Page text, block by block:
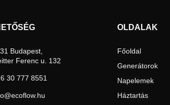
Budapest,
Ferenc u. 132
30 777 8551
OLDALAK
Főoldal
Generátorok
Napelemek
Háztartás